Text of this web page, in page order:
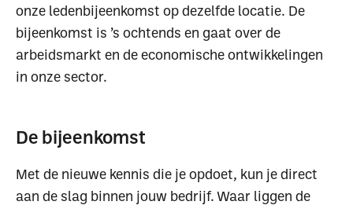
onze ledenbijeenkomst op dezelfde locatie. De
bijeenkomst is ’s ochtends en gaat over de
arbeidsmarkt en de economische ontwikkelingen
in onze sector.
De bijeenkomst
Met de nieuwe kennis die je opdoet, kun je direct
aan de slag binnen jouw bedrijf. Waar liggen de